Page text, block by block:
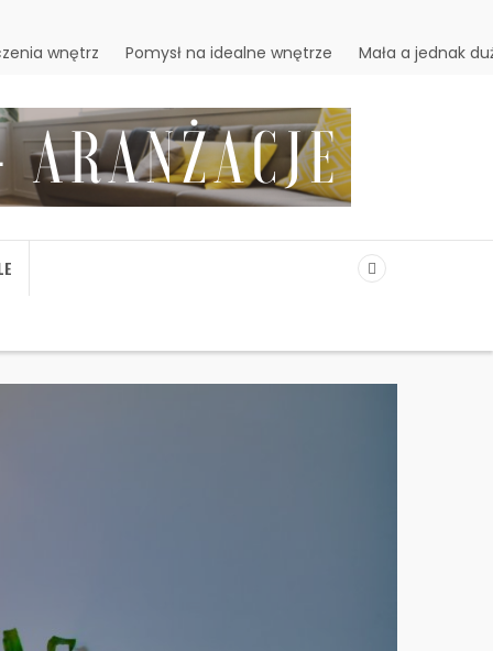
wnętrz Pomysł na idealne wnętrze Mała a jednak